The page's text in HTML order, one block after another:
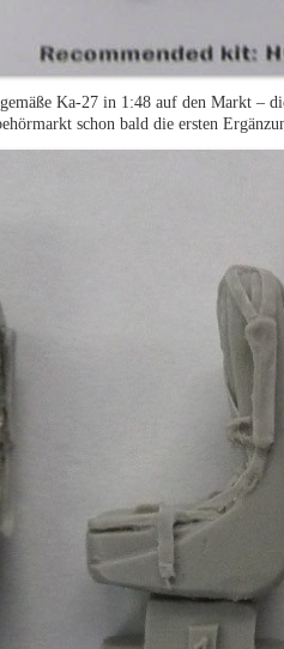
Ka-27 in 1:48 auf den Markt –
schon bald die ersten